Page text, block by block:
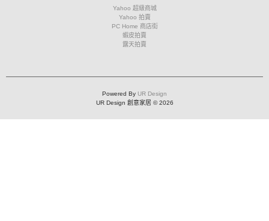
Yahoo 超級商城
Yahoo 拍賣
PC Home 商店街
蝦皮拍賣
露天拍賣
Powered By UR Design
UR Design 創意家居 © 2026